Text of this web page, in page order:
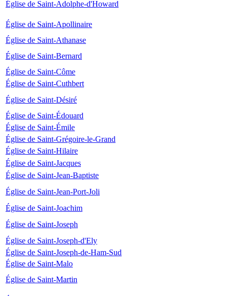
Église de Saint-Adolphe-d'Howard
Église de Saint-Apollinaire
Église de Saint-Athanase
Église de Saint-Bernard
Église de Saint-Côme
Église de Saint-Cuthbert
Église de Saint-Désiré
Église de Saint-Édouard
Église de Saint-Émile
Église de Saint-Grégoire-le-Grand
Église de Saint-Hilaire
Église de Saint-Jacques
Église de Saint-Jean-Baptiste
Église de Saint-Jean-Port-Joli
Église de Saint-Joachim
Église de Saint-Joseph
Église de Saint-Joseph-d'Ely
Église de Saint-Joseph-de-Ham-Sud
Église de Saint-Malo
Église de Saint-Martin